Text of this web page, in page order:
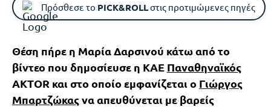
Πρόσθεσε το PICK&ROLLστις προτιμώμενες πηγές
Θέση πήρε η Μαρία Δαρσινού κάτω από το
βίντεο που δημοσίευσε η ΚΑΕ Παναθηναϊκός
AKTOR και στο οποίο εμφανίζεται ο Γιώργος
Μπαρτζώκαςνα απευθύνεται με βαρείς